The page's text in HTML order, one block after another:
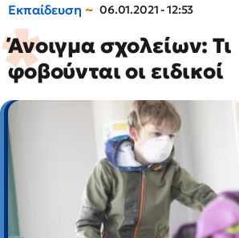
Εκπαίδευση 06.01.2021 - 12:53
Άνοιγμα σχολείων: Τι
φοβούνται οι ειδικοί